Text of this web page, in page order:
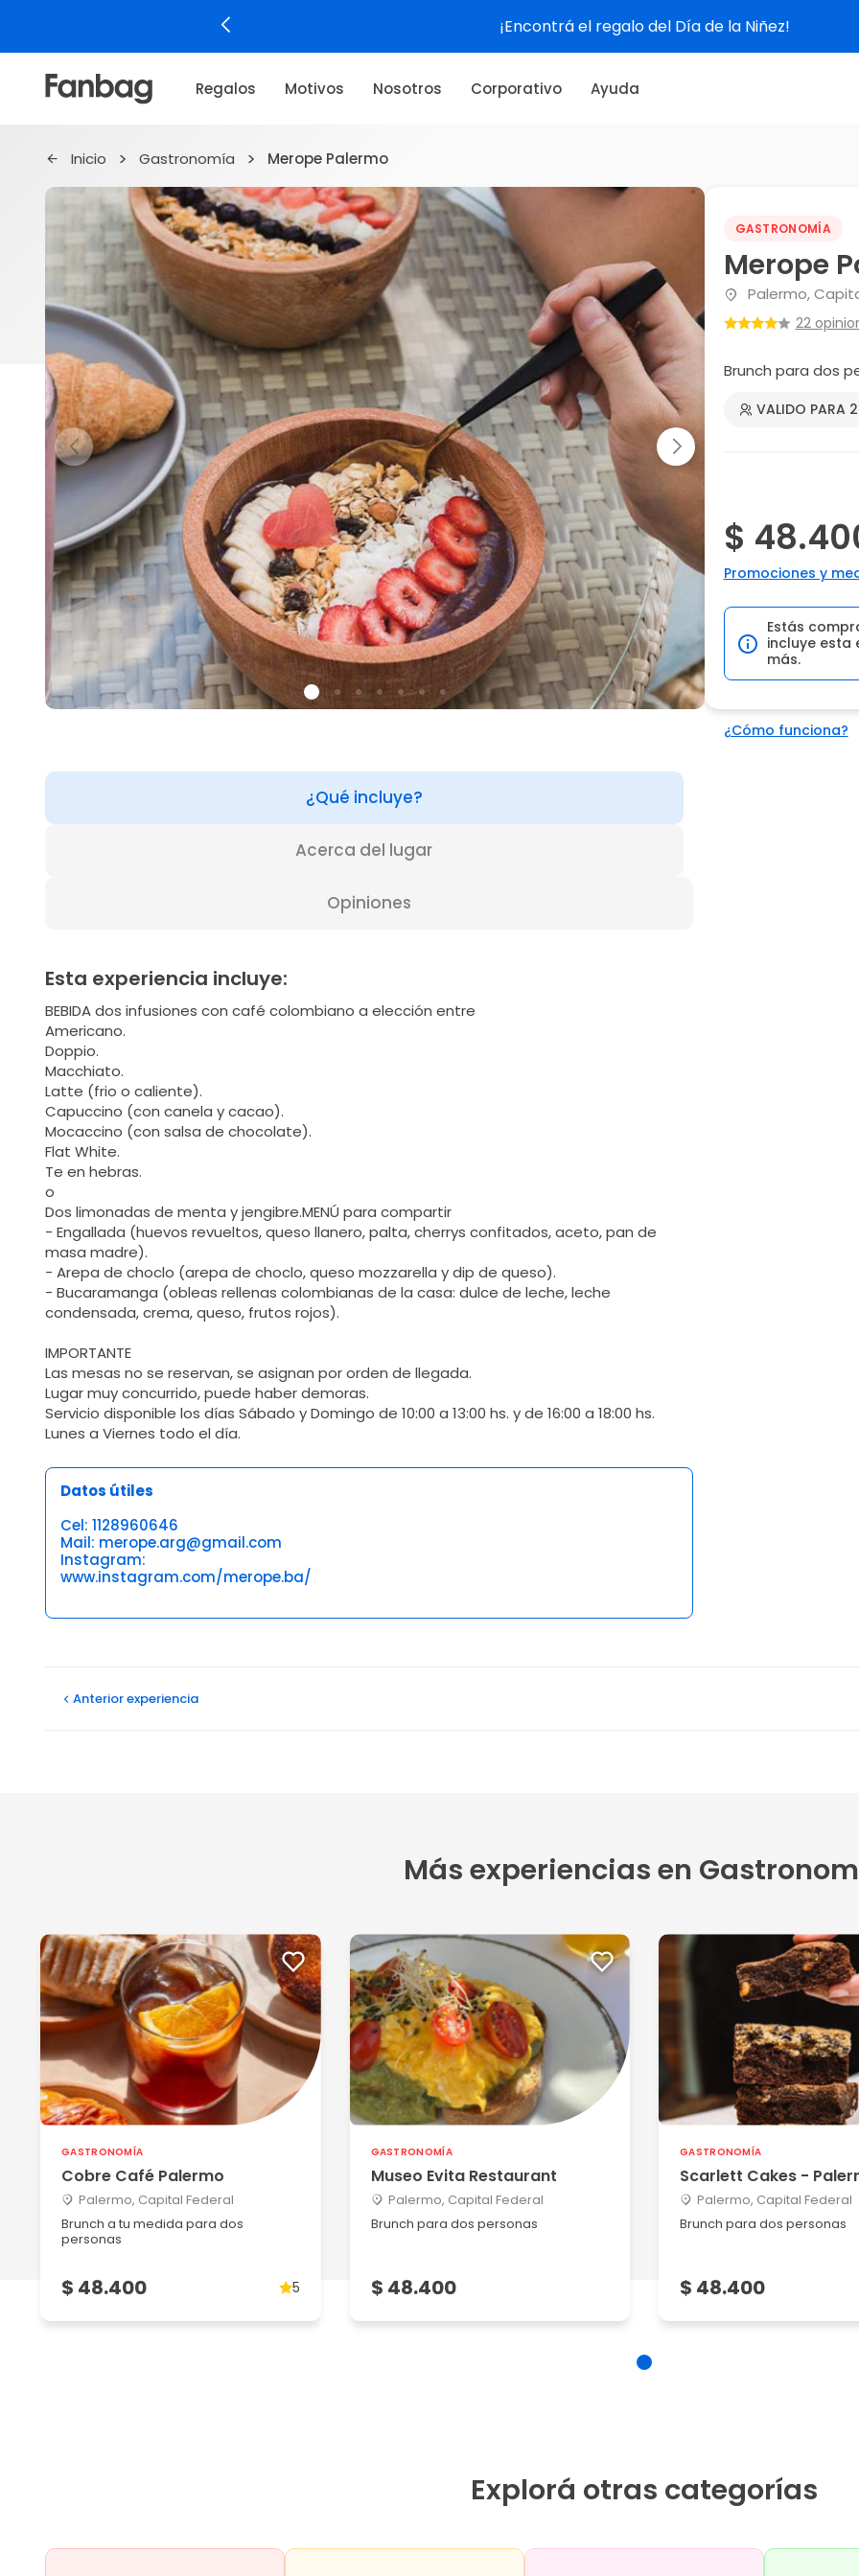
¡Encontrá el regalo del Día de la Niñez!
Regalos Motivos Nosotros Corporativo Ayuda
Inicio Gastronomía Merope Palermo
GASTRONOMÍA
Merope
Palermo,
22
Brunch para dos
VALIDO PARA
$
Promociones y
Estás
incluye esta
más.
¿Cómo funciona?
¿Qué incluye?
Acerca del lugar
Opiniones
Esta experiencia incluye:
BEBIDA dos infusiones con café colombiano a elección entre
Americano.
Doppio.
Macchiato.
Latte (frio o caliente).
Capuccino (con canela y cacao).
Mocaccino (con salsa de chocolate).
Flat White.
Te en hebras.
o
Dos limonadas de menta y jengibre.MENÚ para compartir
- Engallada (huevos revueltos, queso llanero, palta, cherrys confitados, aceto, pan de
masa madre).
- Arepa de choclo (arepa de choclo, queso mozzarella y dip de queso).
- Bucaramanga (obleas rellenas colombianas de la casa: dulce de leche, leche
condensada, crema, queso, frutos rojos).
IMPORTANTE
Las mesas no se reservan, se asignan por orden de llegada.
Lugar muy concurrido, puede haber demoras.
Servicio disponible los días Sábado y Domingo de 10:00 a 13:00 hs. y de 16:00 a 18:00 hs.
Lunes a Viernes todo el día.
Datos útiles
Cel: 1128960646
Mail: merope.arg@gmail.com
Instagram:
www.instagram.com/merope.ba/
05/08/2024
El servicio de Merope fue muy gentil, pero no se si es probl...
Ver más
Jeremiah O
28/07/2024
Excelente atención y la comida de 10!
Shihana S
15/07/2024
5
La comida, los licuados, el café, el lugar, la atención, tod...
Ver más
Gerardo G
08/04/2024
5
Hernán andrés ignacio F 5
Anteriorexperiencia
Más experiencias en
GASTRONOMÍA
Cobre Café Palermo
Palermo, Capital Federal
Brunch a tu medida para dos
personas
$ 48.400 5
GASTRONOMÍA
Museo Evita Restaurant
Palermo, Capital Federal
Brunch para dos personas
$ 48.400
GASTRONOMÍA
Scarlett Cakes -
Palermo, Capital Federal
Brunch para dos personas
$ 48.400
Explorá otras categorías